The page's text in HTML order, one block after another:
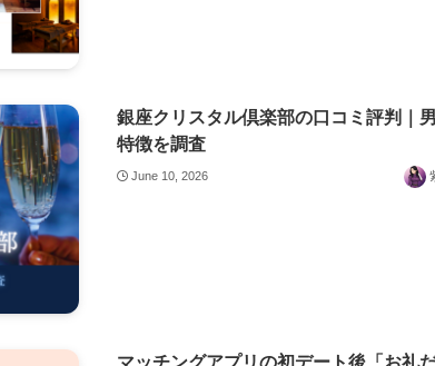
銀座クリスタル倶楽部の口コミ評判｜
特徴を調査
June 10, 2026
マッチングアプリの初デート後「お礼